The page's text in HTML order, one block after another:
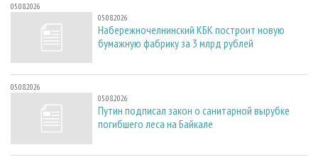
05.08.2026
05.08.2026
Набережночелнинский КБК построит новую
бумажную фабрику за 3 млрд рублей
05.08.2026
05.08.2026
Путин подписал закон о санитарной вырубке
погибшего леса на Байкале